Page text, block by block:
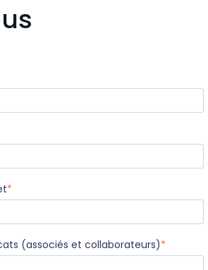
*
(associés et collaborateurs)*